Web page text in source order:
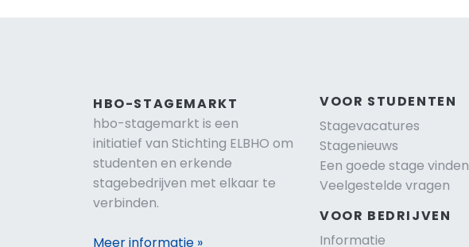
HBO-STAGEMARKT
hbo-stagemarkt is een
initiatief van Stichting ELBHO om
studenten en erkende
stagebedrijven met elkaar te
verbinden.
Meer informatie »
VOOR STUDENTEN
Stagevacatures
Stagenieuws
Een goede stage vinden
Veelgestelde vragen
VOOR BEDRIJVEN
Informatie